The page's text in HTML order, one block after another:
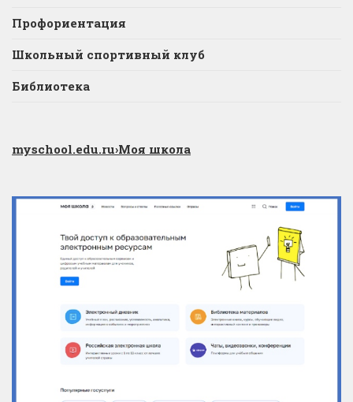
Профориентация
Школьный спортивный клуб
Библиотека
myschool.edu.ru›Моя школа